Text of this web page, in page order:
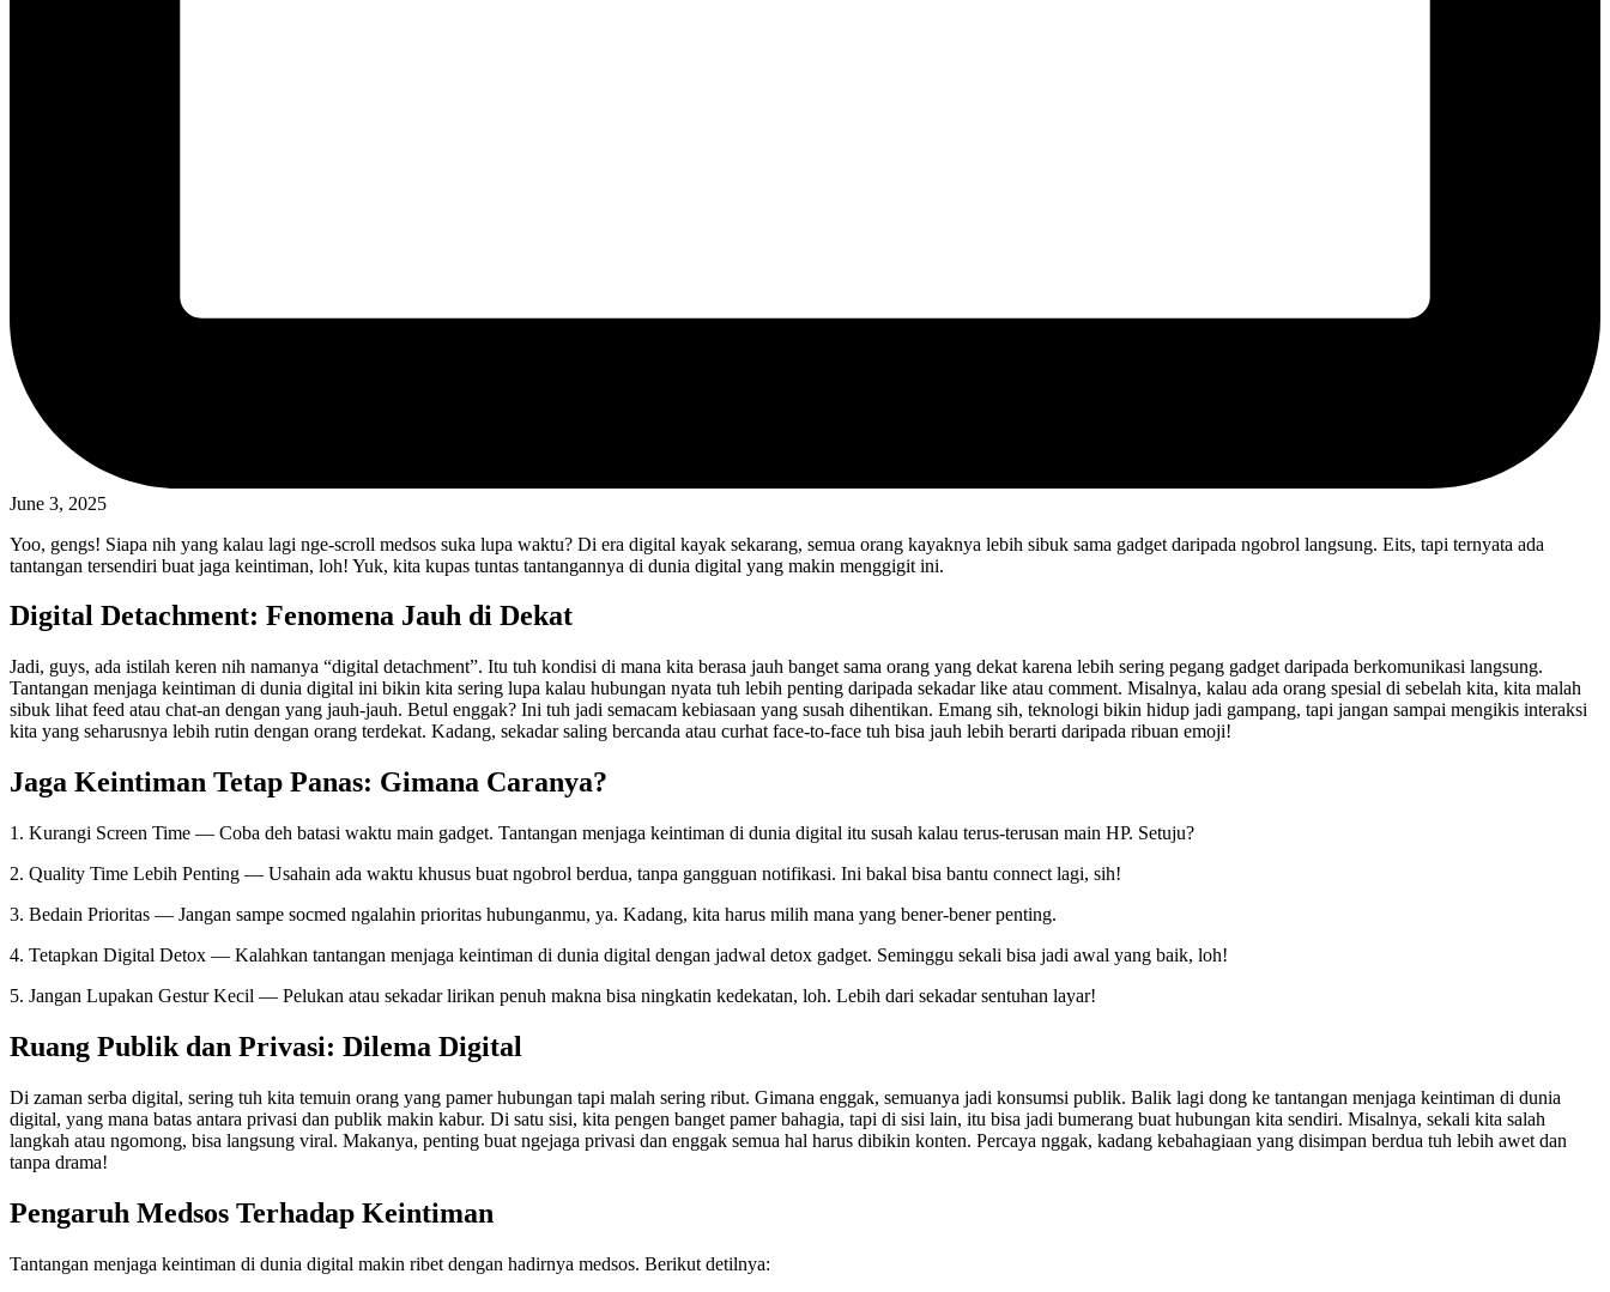
June 3, 2025
Yoo, gengs! Siapa nih yang kalau lagi nge-scroll medsos suka lupa waktu? Di era digital kayak sekarang, semua orang kayaknya lebih sibuk sama gadget daripada ngobrol langsung. Eits, tapi ternyata ada
tantangan tersendiri buat jaga keintiman, loh! Yuk, kita kupas tuntas tantangannya di dunia digital yang makin menggigit ini.
Digital Detachment: Fenomena Jauh di Dekat
Jadi, guys, ada istilah keren nih namanya “digital detachment”. Itu tuh kondisi di mana kita berasa jauh banget sama orang yang dekat karena lebih sering pegang gadget daripada berkomunikasi langsung.
Tantangan menjaga keintiman di dunia digital ini bikin kita sering lupa kalau hubungan nyata tuh lebih penting daripada sekadar like atau comment. Misalnya, kalau ada orang spesial di sebelah kita, kita malah
sibuk lihat feed atau chat-an dengan yang jauh-jauh. Betul enggak? Ini tuh jadi semacam kebiasaan yang susah dihentikan. Emang sih, teknologi bikin hidup jadi gampang, tapi jangan sampai mengikis interaksi
kita yang seharusnya lebih rutin dengan orang terdekat. Kadang, sekadar saling bercanda atau curhat face-to-face tuh bisa jauh lebih berarti daripada ribuan emoji!
Jaga Keintiman Tetap Panas: Gimana Caranya?
1. Kurangi Screen Time — Coba deh batasi waktu main gadget. Tantangan menjaga keintiman di dunia digital itu susah kalau terus-terusan main HP. Setuju?
2. Quality Time Lebih Penting — Usahain ada waktu khusus buat ngobrol berdua, tanpa gangguan notifikasi. Ini bakal bisa bantu connect lagi, sih!
3. Bedain Prioritas — Jangan sampe socmed ngalahin prioritas hubunganmu, ya. Kadang, kita harus milih mana yang bener-bener penting.
4. Tetapkan Digital Detox — Kalahkan tantangan menjaga keintiman di dunia digital dengan jadwal detox gadget. Seminggu sekali bisa jadi awal yang baik, loh!
5. Jangan Lupakan Gestur Kecil — Pelukan atau sekadar lirikan penuh makna bisa ningkatin kedekatan, loh. Lebih dari sekadar sentuhan layar!
Ruang Publik dan Privasi: Dilema Digital
Di zaman serba digital, sering tuh kita temuin orang yang pamer hubungan tapi malah sering ribut. Gimana enggak, semuanya jadi konsumsi publik. Balik lagi dong ke tantangan menjaga keintiman di dunia
digital, yang mana batas antara privasi dan publik makin kabur. Di satu sisi, kita pengen banget pamer bahagia, tapi di sisi lain, itu bisa jadi bumerang buat hubungan kita sendiri. Misalnya, sekali kita salah
langkah atau ngomong, bisa langsung viral. Makanya, penting buat ngejaga privasi dan enggak semua hal harus dibikin konten. Percaya nggak, kadang kebahagiaan yang disimpan berdua tuh lebih awet dan
tanpa drama!
Pengaruh Medsos Terhadap Keintiman
Tantangan menjaga keintiman di dunia digital makin ribet dengan hadirnya medsos. Berikut detilnya: